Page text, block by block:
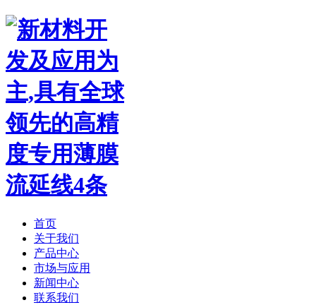
首页
关于我们
产品中心
市场与应用
新闻中心
联系我们